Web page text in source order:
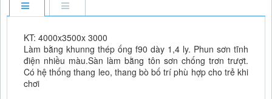
KT: 4000x3500x 3000
Làm bằng khunng thép ống f90 dày 1,4 ly. Phun sơn tĩnh
điện nhiều màu.Sàn làm bằng tôn sơn chống trơn trượt.
Có hệ thống thang leo, thang bò bố trí phù hợp cho trẻ khi
chơi